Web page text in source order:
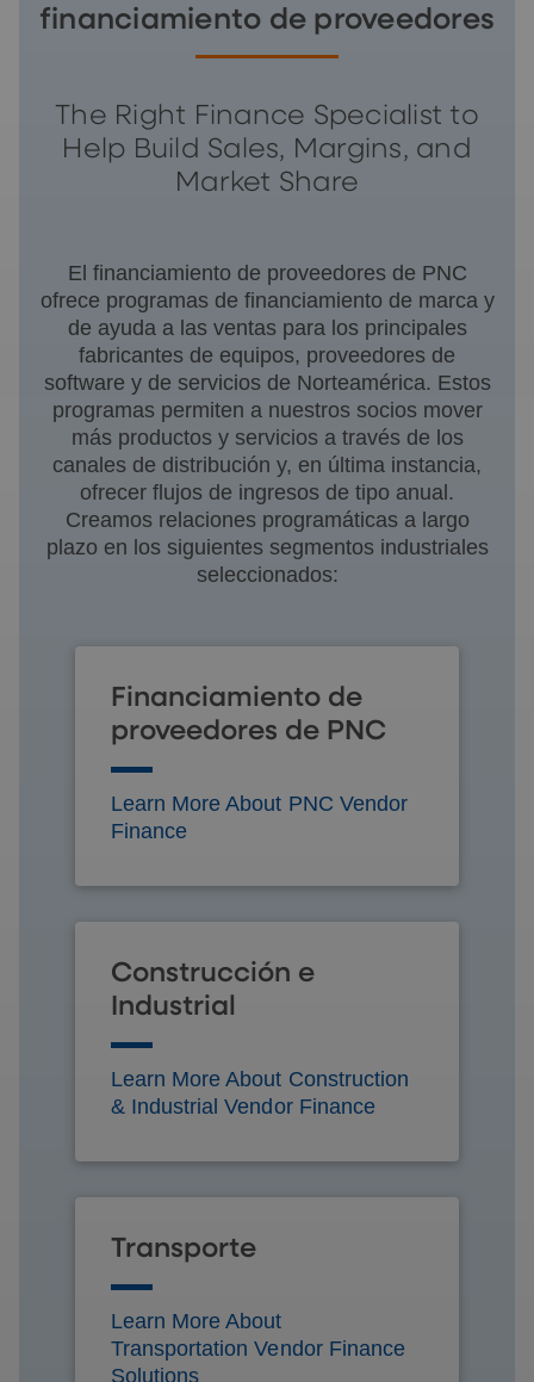
financiamiento de proveedores
The Right Finance Specialist to
Help Build Sales, Margins, and
Market Share
El financiamiento de proveedores de PNC
ofrece programas de financiamiento de marca y
de ayuda a las ventas para los principales
fabricantes de equipos, proveedores de
software y de servicios de Norteamérica. Estos
programas permiten a nuestros socios mover
más productos y servicios a través de los
canales de distribución y, en última instancia,
ofrecer flujos de ingresos de tipo anual.
Creamos relaciones programáticas a largo
plazo en los siguientes segmentos industriales
seleccionados:
Financiamiento de
proveedores de PNC
Learn More About PNC Vendor
Finance
Construcción e
Industrial
Learn More About Construction
& Industrial Vendor Finance
Transporte
Learn More About
Transportation Vendor Finance
Solutions